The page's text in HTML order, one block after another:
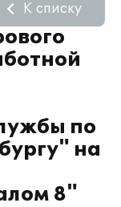
по
на
8"
К списку